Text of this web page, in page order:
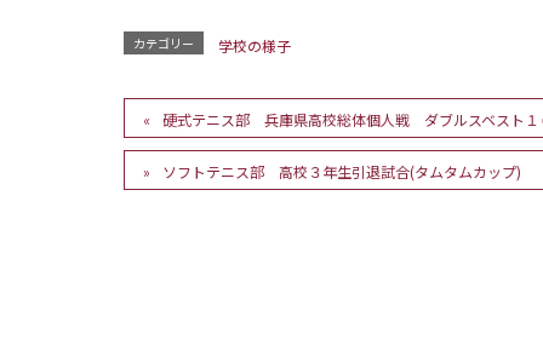
カテゴリー 学校の様子
硬式テニス部 兵庫県高校総体個人戦 ダブルスベスト１
ソフトテニス部 高校３年生引退試合(タムタムカップ)